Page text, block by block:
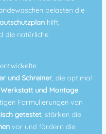
belasten die
hilft,
die natürliche
und Schreiner, die optimal
Werkstatt und Montage
Formulierungen von
getestet, stärken die
vor und fördern die